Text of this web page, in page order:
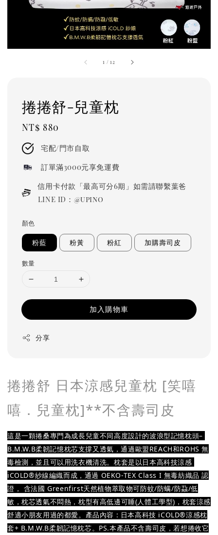
1 /12
捲捲舒-兒童枕
Regular
price
NT$ 880
宅配/門市自取
訂單滿3000元享免運費
信用卡付款「最高可分6期」如需請聯繫葉爸
LINE ID：@upino
顏色
粉藍 粉黃 粉紅 加購壽司皮
數量
加入購物車
分享
捲捲舒 日本涼感兒童枕 [笑嘻
嘻．兒童枕]**不含壽司皮
這是一顆捲桑專門為成長兒童不同高度設計的波浪型記憶枕頭–
B.M.W.B柔韌記憶枕芯支撐又透氣，通過歐盟REACH和ROHS 無
毒檢測，並且可以用洗衣機清洗。枕套是以日本高科技涼感
iCOLD®紗線編織而成，通過 OEKO-TEX Class I 無毒紡織品 認
證， 含法國 Greenfirst天然植物萃取物可防蚊/防螨/防蝨/低
敏，枕芯透氣不悶熱，枕型有高低邊可睡(人體工學型)，枕套涼感
舒適小朋友用過的都愛。產品內容 : 日本高科技 iCOLD®涼感枕
套+ B.M.W.B柔韌記憶枕芯。PS.本產品不含壽司皮，若想捲收它